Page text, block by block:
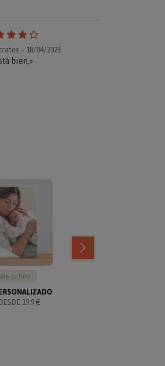
– 18/04/2023
bien,»
tu foto
19.9 €